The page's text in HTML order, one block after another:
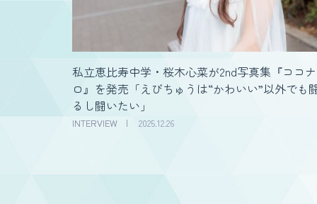
私立恵比寿中学・桜木心菜が2nd写真集『ココ
ロ』を発売「えびちゅうは“かわいい”以外でも
るし闘いたい」
INTERVIEW 2025.12.26